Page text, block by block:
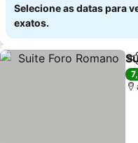
Selecione as datas para
exatos.